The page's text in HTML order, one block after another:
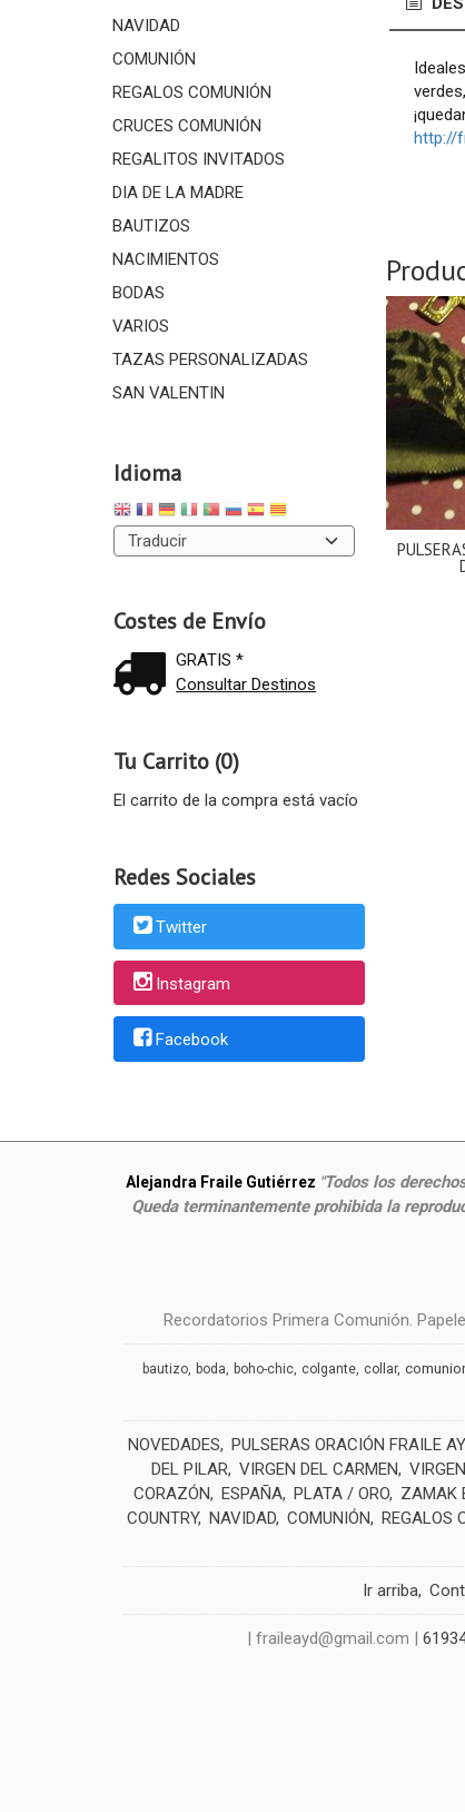
NAVIDAD
COMUNIÓN
REGALOS COMUNIÓN
CRUCES COMUNIÓN
REGALITOS INVITADOS
DIA DE LA MADRE
BAUTIZOS
NACIMIENTOS
BODAS
VARIOS
TAZAS PERSONALIZADAS
SAN VALENTIN
Idioma
Costes de Envío
GRATIS *
Consultar Destinos
Tu Carrito (0)
El carrito de la compra está vacío
Redes Sociales
Twitter
Instagram
Facebook
http://
Alejandra Fraile Gutiérrez "Todos los
Queda terminantemente prohibida la
Recordatorios Primera Comunión.
bautizo boda boho-chic colgante collar
NOVEDADES PULSERAS ORACIÓN FRAILE
DEL PILAR VIRGEN DEL CARMEN
CORAZÓN
ESPAÑA PLATA / ORO ZAMAK
COUNTRY NAVIDAD COMUNIÓN REGALOS
Ir arriba
| fraileayd@gmail.com |